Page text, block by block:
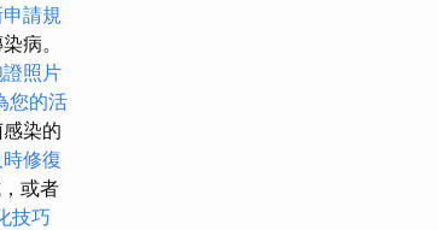
請規
病。
照片
您的活
染的
修復
或者
技巧